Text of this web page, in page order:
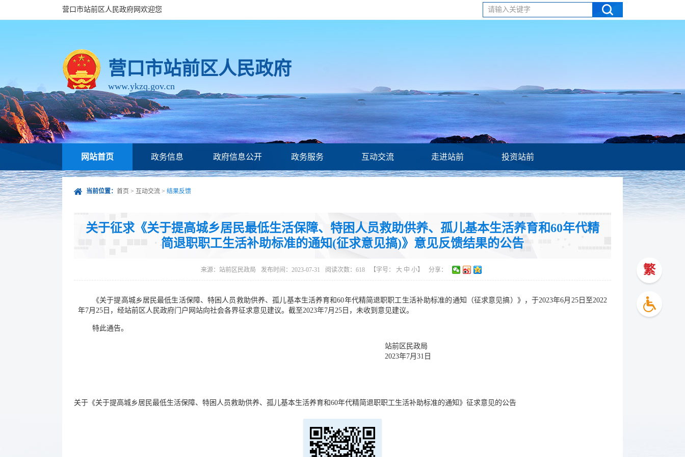
营口市站前区人民政府网欢迎您 请输入关键字
营口市站前区人民政府
www.ykzq.gov.cn
网站首页 政务信息 政府信息公开 政务服务 互动交流 走进站前 投资站前
繁
当前位置： 首页 > 互动交流 > 结果反馈
关于征求《关于提高城乡居民最低生活保障、特困人员救助供养、孤儿基本生活养育和60年代精
简退职职工生活补助标准的通知(征求意见搞)》意见反馈结果的公告
来源： 站前区民政局 发布时间：2023-07-31 阅读次数： 618 【字号： 大 中 小】 分享：
《关于提高城乡居民最低生活保障、特困人员救助供养、孤儿基本生活养育和60年代精简退职职工生活补助标准的通知（征求意见搞）》，于2023年6月25日至2022
年7月25日，经站前区人民政府门户网站向社会各界征求意见建议。截至2023年7月25日，未收到意见建议。
特此通告。
站前区民政局
2023年7月31日
关于《关于提高城乡居民最低生活保障、特困人员救助供养、孤儿基本生活养育和60年代精简退职职工生活补助标准的通知》征求意见的公告